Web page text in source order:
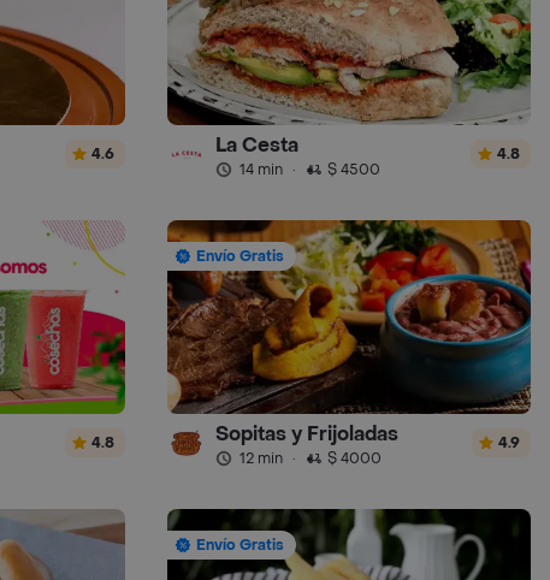
4.6 La Cesta
14 min · $ 4500
4.8
4.8
Envío Gratis
Sopitas y Frijoladas
12 min · $ 4000
4.9
Envío Gratis